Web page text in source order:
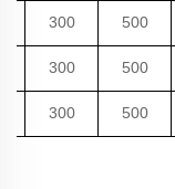
500
300
500
300
500
300